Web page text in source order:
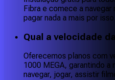
Fibra e comece a
pagar nada a mais por isso.
Qual a velocidade
Oferecemos planos com
1000 MEGA, garantindo a
navegar, jogar, assistir